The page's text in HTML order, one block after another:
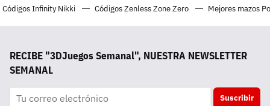
Códigos Infinity Nikki
Códigos Zenless Zone Zero Mejores mazos
RECIBE "3DJuegos Semanal", NUESTRA NEWSLETTER
SEMANAL
Suscribir